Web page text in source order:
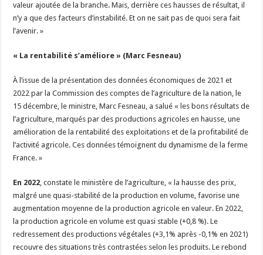
valeur ajoutée de la branche. Mais, derrière ces hausses de résultat, il
n’y a que des facteurs d’instabilité. Et on ne sait pas de quoi sera fait
l’avenir. »
« La rentabilité s’améliore » (Marc Fesneau)
À l’issue de la présentation des données économiques de 2021 et
2022 par la Commission des comptes de l’agriculture de la nation, le
15 décembre, le ministre, Marc Fesneau, a salué « les bons résultats de
l’agriculture, marqués par des productions agricoles en hausse, une
amélioration de la rentabilité des exploitations et de la profitabilité de
l’activité agricole. Ces données témoignent du dynamisme de la ferme
France. »
En 2022, constate le ministère de l’agriculture, « la hausse des prix,
malgré une quasi-stabilité de la production en volume, favorise une
augmentation moyenne de la production agricole en valeur. En 2022,
la production agricole en volume est quasi stable (+0,8 %). Le
redressement des productions végétales (+3,1% après -0,1% en 2021)
recouvre des situations très contrastées selon les produits. Le rebond